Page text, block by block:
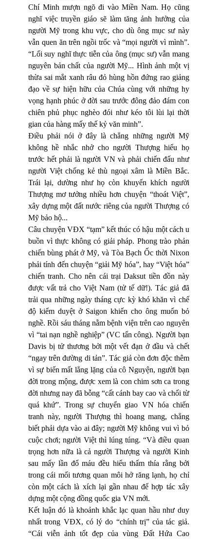
Chí Minh mượn ngõ đi vào Miền Nam. Họ cũng
nghĩ việc truyền giáo sẽ làm tăng ảnh hưởng của
người Mỹ trong khu vực, cho dù ông mục sư này
vẫn quen ăn trên ngồi trốc và “mọi người vì mình”.
“Lối suy nghĩ thực tiễn của ông (mục sư) vẫn mang
nguyên bản chất của người Mỹ... Hình ảnh một vị
thừa sai mắt xanh râu đỏ hùng hồn đứng rao giảng
đạo về sự hiện hữu của Chúa cùng với những hy
vọng hạnh phúc ở đời sau trước đông đảo đám con
chiên phủ phục nghèo đói như kéo tôi lùi lại thời
gian của hàng mấy thế kỷ văn minh”.
Điều phải nói ở đây là chẳng những người Mỹ
không hề nhắc nhở cho người Thượng hiểu họ
trước hết phải là người VN và phải chiến đấu như
người Việt chống kẻ thù ngoại xâm là Miền Bắc.
Trái lại, dường như họ còn khuyến khích người
Thượng mơ tưởng nhiều hơn chuyện “thoát Việt”,
xây dựng một đất nước riêng của người Thượng có
Mỹ bảo hộ...
Câu chuyện VĐX “tạm” kết thúc có hậu một cách u
buồn vì thực không có giải pháp. Phong trào phản
chiến bùng phát ở Mỹ, và Tòa Bạch Ốc thời Nixon
phải tính đến chuyện “giải Mỹ hóa”, hay “Việt hóa”
chiến tranh. Cho nên cái trại Daksut tiền đồn này
được vất trả cho Việt Nam (tử tế dữ!). Tác giả đã
trải qua những ngày tháng cực kỳ khó khăn vì chế
độ kiểm duyệt ở Saigon khiến cho ông muốn bỏ
nghề. Rồi sáu tháng nằm bệnh viện trên cao nguyên
vì “tai nạn nghề nghiệp” (VC tấn công). Người bạn
Davis bị tử thương bởi một vết đạn ở đầu và chết
“ngay trên đường di tản”. Tác giả còn đơn độc thêm
vì sự biến mất lẳng lặng của cô Nguyện, người bạn
đời trong mộng, được xem là con chim sơn ca trong
đời nhưng nay đã bỗng “cất cánh bay cao và chối từ
quá khứ”. Trong sự chuyển giao VN hóa chiến
tranh này, người Thượng thì hoang mang, chẳng
biết phải dựa vào ai đây; người Mỹ không vui vì bỏ
cuộc chơi; người Việt thì lúng túng. “Và điều quan
trọng hơn nữa là cả người Thượng và người Kinh
sau mấy lần đổ máu đều hiểu thấm thía rằng bởi
trong cái mối tương quan môi hở răng lạnh, họ chỉ
còn một cách là xích lại gần nhau để hợp tác xây
dựng một cộng đồng quốc gia VN mới.
Kết luận đó là khoảnh khắc lạc quan hầu như duy
nhất trong VĐX, có lý do “chính trị” của tác giả.
“Cái viễn ảnh tốt đẹp của vùng Đất Hứa Cao